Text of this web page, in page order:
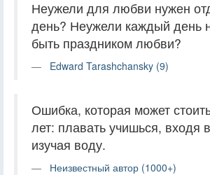
Неужели для любви нужен
день? Неужели каждый день
быть праздником любви?
Edward Tarashchansky (9)
Ошибка, которая может
лет: плавать учишься, входя
изучая воду.
Неизвестный автор (1000+)